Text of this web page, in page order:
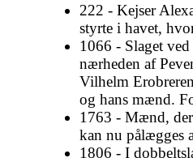
222 - Kejser
styrte i havet,
1066 - Slaget
nærheden af
Vilhelm
og hans mænd.
1763 - Mænd,
kan nu pålægges
1806 - I